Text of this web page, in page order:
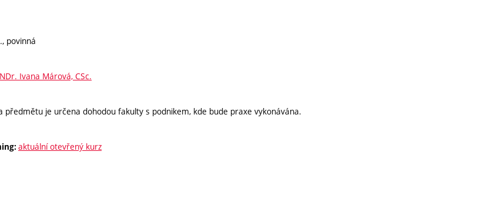
povinná
Ivana Márová, CSc.
předmětu je určena dohodou fakulty s podnikem, kde bude praxe vykonávána.
aktuální otevřený kurz